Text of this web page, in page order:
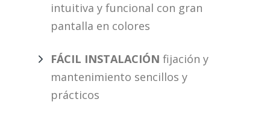
intuitiva y funcional con gran
pantalla en colores
FÁCIL INSTALACIÓN fijación y
mantenimiento sencillos y
prácticos